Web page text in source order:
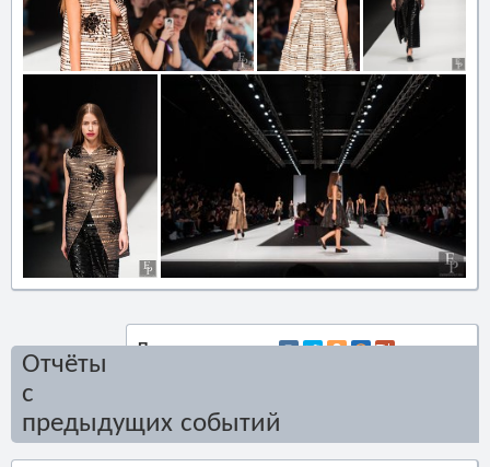
Поделиться:
Отчёты
с
предыдущих событий